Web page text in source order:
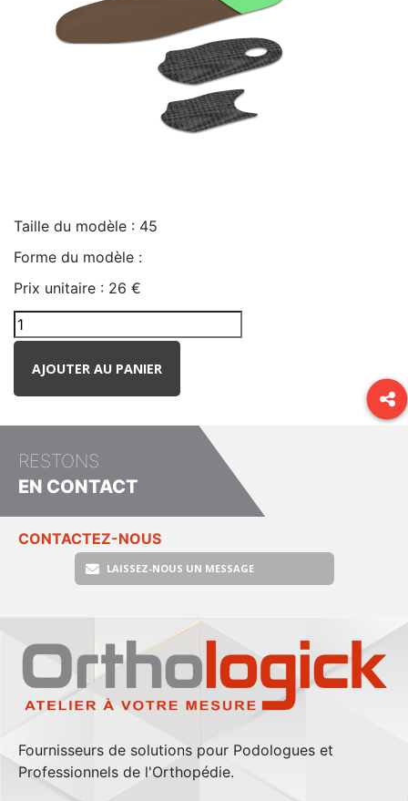
Taille du modèle : 45
Forme du modèle :
Prix unitaire : 26 €
AJOUTER AU PANIER
RESTONS
EN CONTACT
CONTACTEZ-NOUS
LAISSEZ-NOUS UN MESSAGE
Fournisseurs de solutions pour Podologues et
Professionnels de l'Orthopédie.